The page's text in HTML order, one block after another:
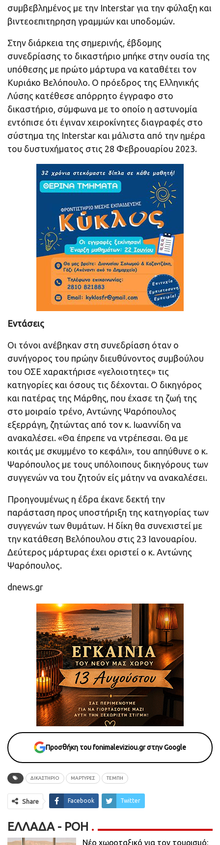
συμβεβλημένος με την Interstar για την φύλαξη και
βιντεοεπιτηρηση γραμμών και υποδομών.
Στην διάρκεια της σημερινής, έβδομης
συνεδρίασης το δικαστήριο μπήκε στην ουσία της
υπόθεσης με πρώτο μάρτυρα να καταθέτει τον
Κυριάκο Βελόπουλο. Ο πρόεδρος της Ελληνικής
Λύσης κατέθεσε απόρρητο έγγραφο στο
δικαστήριο, σύμφωνα με το οποίο η αστυνομία
εντόπισε ότι έγιναν χειροκίνητες διαγραφές στο
σύστημα της Interstar και μάλιστα από την ημέρα
του δυστυχήματος στις 28 Φεβρουαρίου 2023.
Εντάσεις
Οι τόνοι ανέβηκαν στη συνεδρίαση όταν ο
συνήγορος του πρώην διευθύνοντος συμβούλου
του ΟΣΕ χαρακτήρισε «γελοιοτητες» τις
κατηγορίες και όσους τις δέχονται. Ο δικηγόρος
και πατέρας της Μάρθης, που έχασε τη ζωή της
στο μοιραίο τρένο, Αντώνης Ψαρόπουλος
εξερράγη, ζητώντας από τον κ. Ιωαννίδη να
ανακαλέσει. «Θα έπρεπε να ντρέπεσαι. Θα με
κοιτάς με σκυμμένο το κεφάλι», του απηύθυνε ο κ.
Ψαρόπουλος με τους υπόλοιπους δικηγόρους των
συγγενών να του ζητούν είς μάτην να ανακαλέσει.
Προηγουμένως η έδρα έκανε δεκτή την
παράσταση προς υποστήριξη της κατηγορίας των
συγγενών των θυμάτων. Η δίκη θα συνεχιστεί με
την κατάθεση Βελόπουλου στις 23 Ιανουαρίου.
Δεύτερος μάρτυρας έχει οριστεί ο κ. Αντώνης
Ψαρόπουλος.
dnews.gr
Προσθήκη του fonimaleviziou.gr στην Google
ΔΙΚΑΣΤΗΡΙΟ ΜΑΡΤΥΡΕΣ ΤΕΜΠΗ
Share Facebook Twitter
ΕΛΛΆΔΑ - ΡΟΗ
Νέο χωροταξικό για τον τουρισμό: